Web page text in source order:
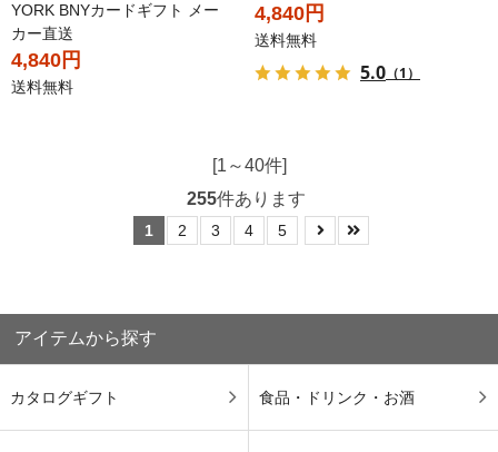
YORK BNYカードギフト メー
カー直送
4,840円
送料無料
4,840円
送料無料
5.0 （1）
[1～40件]
255件あります
1 2 3 4 5
アイテムから探す
カタログギフト 食品・ドリンク・お酒